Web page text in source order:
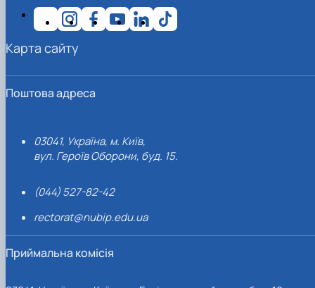
Поштова адреса
03041, Україна, м. Київ,
вул. Героїв Оборони, буд. 15.
(044) 527-82-42
rectorat@nubip.edu.ua
Приймальна комісія
Карта сайту